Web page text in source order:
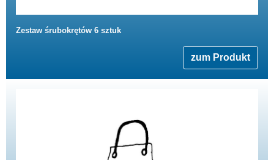
Zestaw śrubokrętów 6 sztuk
zum Produkt